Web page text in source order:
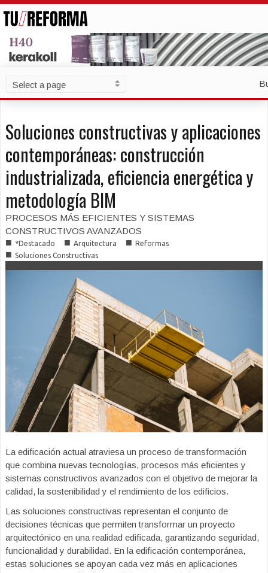
Soluciones constructivas y aplicaciones
contemporáneas: construcción
industrializada, eficiencia energética y
metodología BIM
PROCESOS MÁS EFICIENTES Y SISTEMAS
CONSTRUCTIVOS AVANZADOS
■ *Destacado ■ Arquitectura ■ Reformas
■ Soluciones Constructivas
La edificación actual atraviesa un proceso de transformación
que combina nuevas tecnologías, procesos más eficientes y
sistemas constructivos avanzados con el objetivo de mejorar la
calidad, la sostenibilidad y el rendimiento de los edificios.
Las soluciones constructivas representan el conjunto de
decisiones técnicas que permiten transformar un proyecto
arquitectónico en una realidad edificada, garantizando seguridad,
funcionalidad y durabilidad. En la edificación contemporánea,
estas soluciones se apoyan cada vez más en aplicaciones